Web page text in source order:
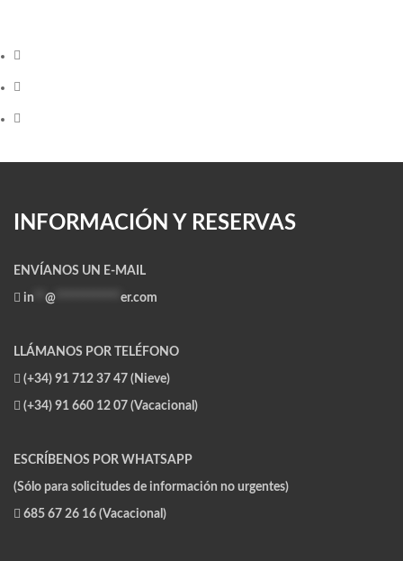
INFORMACIÓN Y RESERVAS
ENVÍANOS UN E-MAIL
in @ er.com
LLÁMANOS POR TELÉFONO
(+34) 91 712 37 47 (Nieve)
(+34) 91 660 12 07 (Vacacional)
ESCRÍBENOS POR WHATSAPP
(Sólo para solicitudes de información no urgentes)
685 67 26 16 (Vacacional)